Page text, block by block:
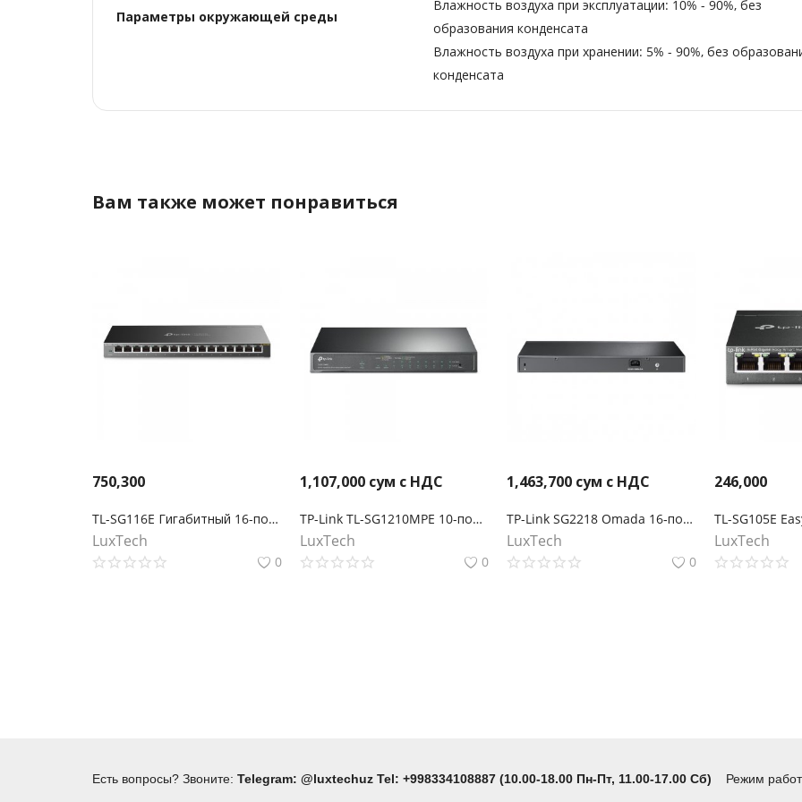
Параметры окружающей среды
Влажность воздуха при эксплуатации: 10% - 90%, без
образования конденсата
Влажность воздуха при хранении: 5% - 90%, без
конденсата
Вам также может понравиться
750,300
TL-SG116E Гигабитный 16-портовый коммутатор
LuxTech
0
1,107,000 сум с НДС
TP-Link TL-SG1210MPE 10-портовый гигабитный Easy Smart Switch с 8 портами PoE+
LuxTech
0
1,463,700 сум с НДС
TP-Link SG2218 Omada 16‑портовый гигабитный управляемый коммутатор Smart с 2 SFP‑слотами
LuxTech
0
246,000
LuxTech
Есть вопросы? Звоните: Telegram: @luxtechuz Tel: +998334108887 (10.00-18.00 Пн-Пт, 11.00-17.00 Сб) Режим